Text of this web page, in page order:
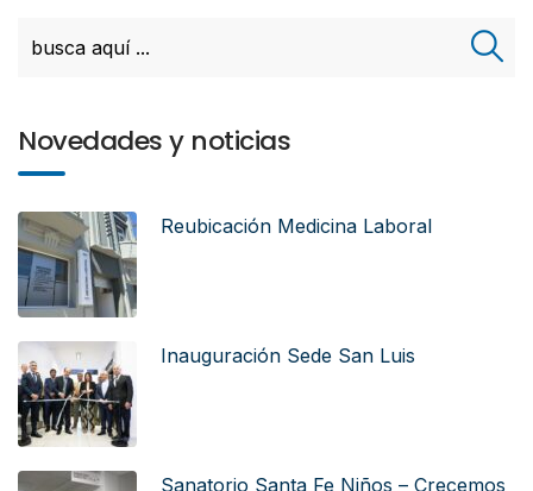
Novedades y noticias
Reubicación Medicina Laboral
Inauguración Sede San Luis
Sanatorio Santa Fe Niños – Crecemos